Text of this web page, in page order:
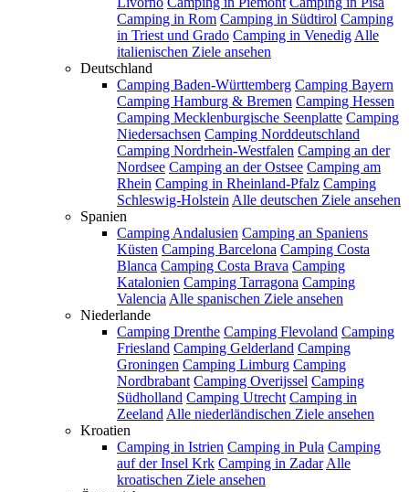
Camping in Rom Camping in Südtirol Camping
in Triest und Grado Camping in Venedig Alle
italienischen Ziele ansehen
Deutschland
Camping Baden-Württemberg Camping Bayern
Camping Hamburg & Bremen Camping Hessen
Camping Mecklenburgische Seenplatte Camping
Niedersachsen Camping Norddeutschland
Camping Nordrhein-Westfalen Camping an der
Nordsee Camping an der Ostsee Camping am
Rhein Camping in Rheinland-Pfalz Camping
Schleswig-Holstein Alle deutschen Ziele ansehen
Spanien
Camping Andalusien Camping an Spaniens
Küsten Camping Barcelona Camping Costa
Blanca Camping Costa Brava Camping
Katalonien Camping Tarragona Camping
Valencia Alle spanischen Ziele ansehen
Niederlande
Camping Drenthe Camping Flevoland Camping
Friesland Camping Gelderland Camping
Groningen Camping Limburg Camping
Nordbrabant Camping Overijssel Camping
Südholland Camping Utrecht Camping in
Zeeland Alle niederländischen Ziele ansehen
Kroatien
Camping in Istrien Camping in Pula Camping
auf der Insel Krk Camping in Zadar Alle
kroatischen Ziele ansehen